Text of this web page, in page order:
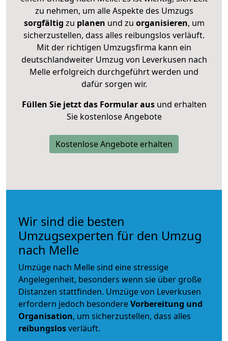
zu nehmen, um alle Aspekte des Umzugs
sorgfältig zu planen und zu organisieren, um
sicherzustellen, dass alles reibungslos verläuft.
Mit der richtigen Umzugsfirma kann ein
deutschlandweiter Umzug von Leverkusen nach
Melle erfolgreich durchgeführt werden und
dafür sorgen wir.
Füllen Sie jetzt das Formular ausund erhalten
Sie kostenlose Angebote
Kostenlose Angebote erhalten
Wir sind die besten
Umzugsexperten für den Umzug
nach Melle
Umzüge nach Melle sind eine stressige
Angelegenheit, besonders wenn sie über große
Distanzen stattfinden. Umzüge von Leverkusen
erfordern jedoch besondereVorbereitung und
Organisation, um sicherzustellen, dass alles
reibungslosverläuft.